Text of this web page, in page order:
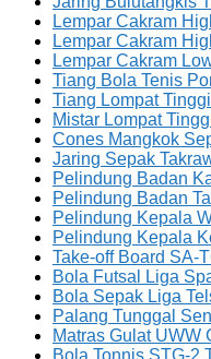
Lempar Cakram
Lempar Cakram
Lempar Cakram
Tiang Bola Tenis
Tiang Lompat
Mistar Lompat
Cones Mangkok
Jaring Sepak
Pelindung Badan
Pelindung Badan
Pelindung Kepala
Pelindung Kepala
Take-off Board SA-
Bola Futsal Liga
Bola Sepak Liga
Palang Tunggal
Matras Gulat UWW
Bola Tonnis STG-2